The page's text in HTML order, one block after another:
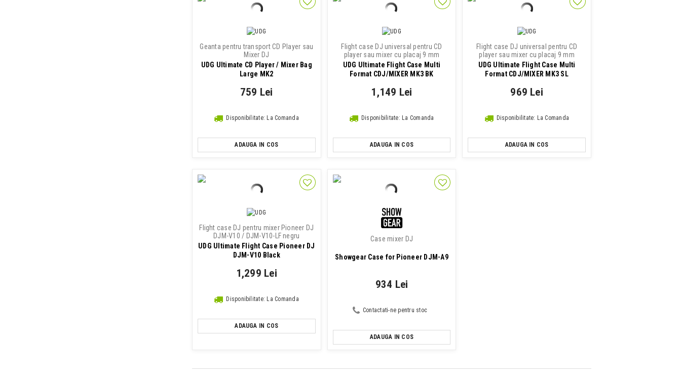
Geanta pentru transport CD Player sau
Mixer DJ
UDG Ultimate CD Player / Mixer Bag
Large MK2
759 Lei
Disponibilitate: La Comanda
ADAUGA IN COS
Flight case DJ universal pentru CD
player sau mixer cu placaj 9 mm
UDG Ultimate Flight Case Multi
Format CDJ/MIXER MK3 BK
1,149 Lei
Disponibilitate: La Comanda
ADAUGA IN COS
Flight case DJ universal pentru CD
player sau mixer cu placaj 9 mm
UDG Ultimate Flight Case Multi
Format CDJ/MIXER MK3 SL
969 Lei
Disponibilitate: La Comanda
ADAUGA IN COS
Flight case DJ pentru mixer Pioneer DJ
DJM-V10 / DJM-V10-LF negru
UDG Ultimate Flight Case Pioneer DJ
DJM-V10 Black
1,299 Lei
Disponibilitate: La Comanda
ADAUGA IN COS
Case mixer DJ
Showgear Case for Pioneer DJM-A9
934 Lei
Contactati-ne pentru stoc
ADAUGA IN COS